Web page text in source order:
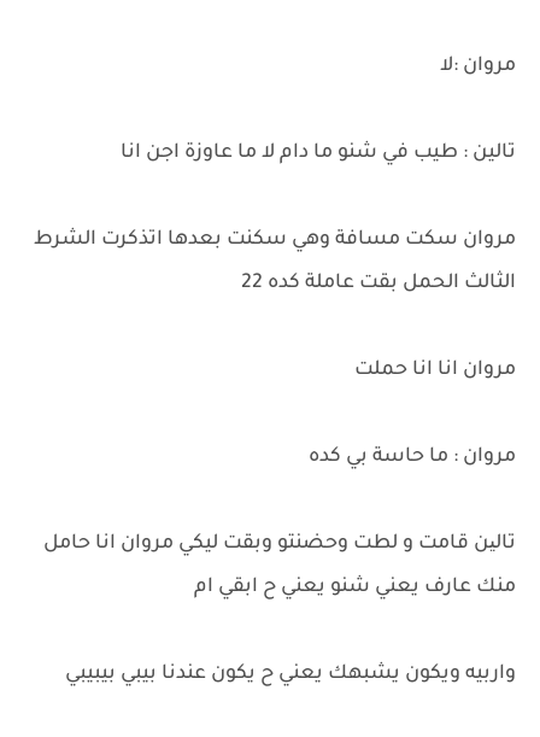
مروان :لا
تالين : طيب في شنو ما دام لا ما عاوزة اجن انا
مروان سكت مسافة وهي سكنت بعدها اتذكرت الشرط
الثالث الحمل بقت عاملة كده 22
مروان انا انا حملت
مروان : ما حاسة بي كده
تالین قامت و لطت وحضنتو وبقت ليكي مروان انا حامل
منك عارف يعني شنو يعني ح ابقي ام
واربيه ويكون يشبهك يعني ح يكون عندنا بيبي بيبيبي